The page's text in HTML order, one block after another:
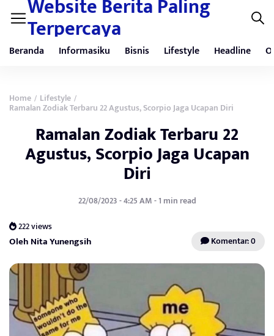
Website Berita Paling
Terpercaya
Beranda Informasiku Bisnis Lifestyle Headline
Home / Lifestyle /
Ramalan Zodiak Terbaru 22 Agustus, Scorpio Jaga Ucapan Diri
Ramalan Zodiak Terbaru 22
Agustus, Scorpio Jaga Ucapan
Diri
22/08/2023 - 4:25 AM - 1 min read
222 views
Oleh Nita Yunengsih Komentar: 0